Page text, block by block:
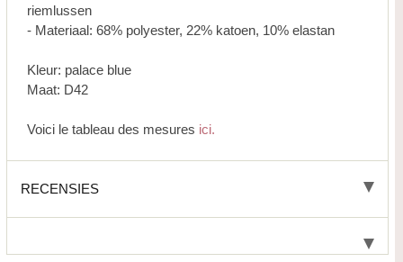
riemlussen
- Materiaal: 68% polyester, 22% katoen, 10% elastan
Kleur: palace blue
Maat: D42
Voici le tableau des mesures ici.
RECENSIES